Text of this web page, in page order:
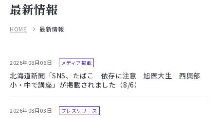
最新情報
HOME 最新情報
2026年08月06日 メディア掲載
北海道新聞「SNS、たばこ 依存に注意 旭医大生 西興部
小・中で講座」が掲載されました（8/6）
2026年08月03日 プレスリリース